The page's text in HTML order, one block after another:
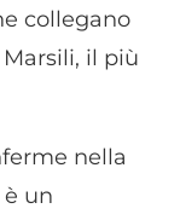
collegano
il più
nella
un